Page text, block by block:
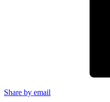
Share by email